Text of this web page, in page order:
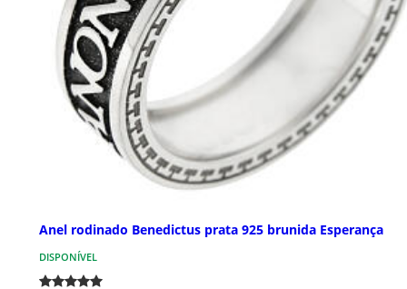
Anel rodinado Benedictus prata 925 brunida Esperança
DISPONÍVEL